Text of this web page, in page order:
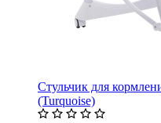
Стульчик для
(Turquoise)